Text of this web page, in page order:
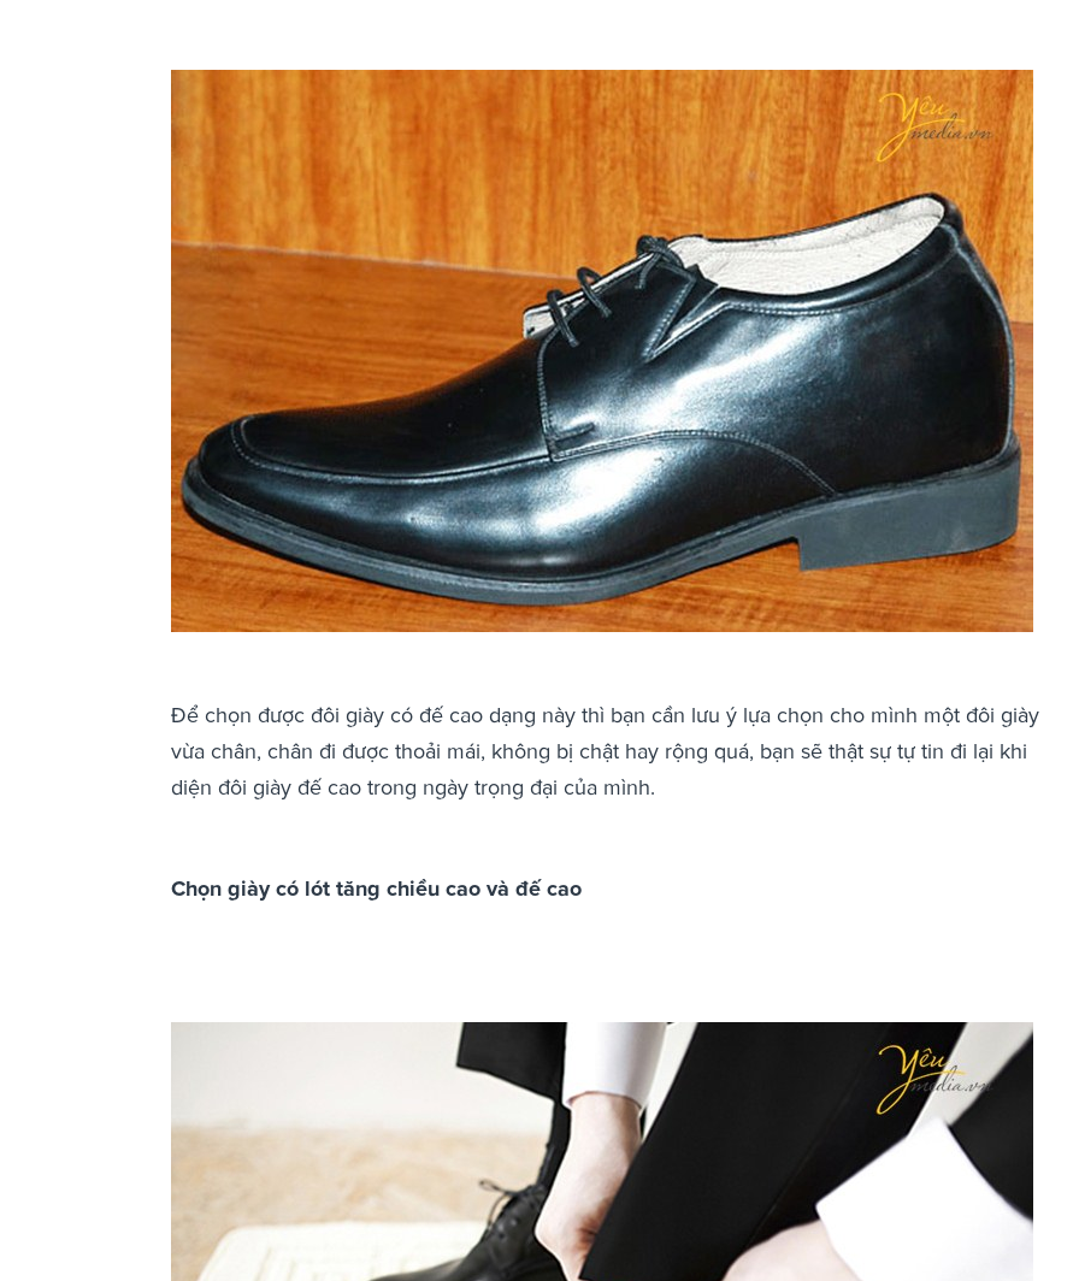
Để chọn được đôi giày có đế cao dạng này thì bạn cần lưu ý lựa chọn cho mình một đôi giày
vừa chân, chân đi được thoải mái, không bị chật hay rộng quá, bạn sẽ thật sự tự tin đi lại khi
diện đôi giày đế cao trong ngày trọng đại của mình.
Chọn giày có lót tăng chiều cao và đế cao